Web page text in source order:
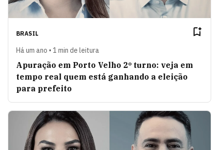
BRASIL
Há um ano • 1 min de leitura
Apuração em Porto Velho 2º turno: veja em
tempo real quem está ganhando a eleição
para prefeito